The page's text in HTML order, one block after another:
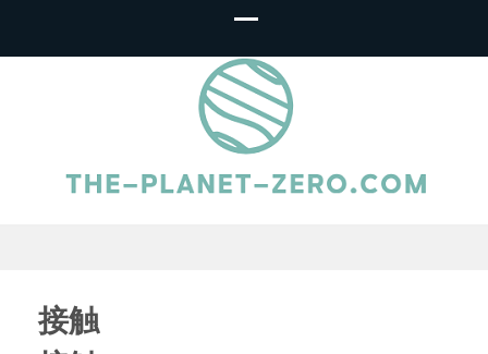
Zero.com – オ
接触